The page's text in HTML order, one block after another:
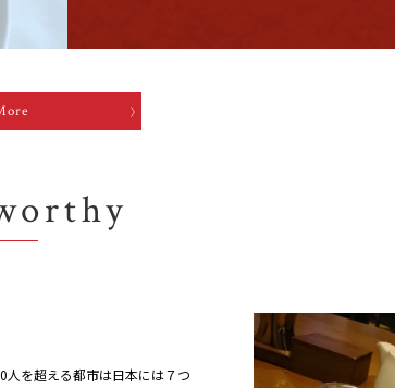
を超える都市は日本には７つ